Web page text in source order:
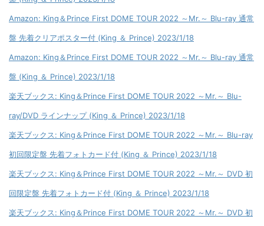
Amazon: King＆Prince First DOME TOUR 2022 ～Mr.～ Blu-ray 通常
盤 先着クリアポスター付 (King ＆ Prince) 2023/1/18
Amazon: King＆Prince First DOME TOUR 2022 ～Mr.～ Blu-ray 通常
盤 (King ＆ Prince) 2023/1/18
楽天ブックス: King＆Prince First DOME TOUR 2022 ～Mr.～ Blu-
ray/DVD ラインナップ (King ＆ Prince) 2023/1/18
楽天ブックス: King＆Prince First DOME TOUR 2022 ～Mr.～ Blu-ray
初回限定盤 先着フォトカード付 (King ＆ Prince) 2023/1/18
楽天ブックス: King＆Prince First DOME TOUR 2022 ～Mr.～ DVD 初
回限定盤 先着フォトカード付 (King ＆ Prince) 2023/1/18
楽天ブックス: King＆Prince First DOME TOUR 2022 ～Mr.～ DVD 初